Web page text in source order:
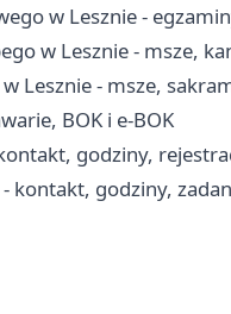
w Lesznie -
w Lesznie - msze,
Lesznie - msze,
BOK i e-BOK
godziny,
kontakt, godziny,